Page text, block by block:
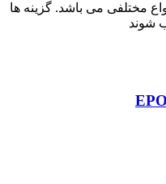
مختلفی می باشد. گزینه ها
شوند